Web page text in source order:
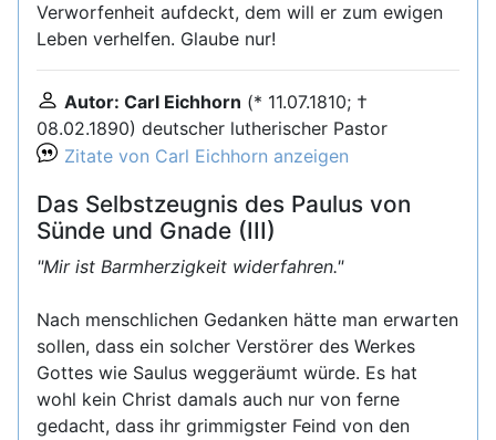
Verworfenheit aufdeckt, dem will er zum ewigen
Leben verhelfen. Glaube nur!
Autor: Carl Eichhorn (* 11.07.1810; †
08.02.1890) deutscher lutherischer Pastor
Zitate von Carl Eichhorn anzeigen
Das Selbstzeugnis des Paulus von
Sünde und Gnade (III)
"Mir ist Barmherzigkeit widerfahren."
Nach menschlichen Gedanken hätte man erwarten
sollen, dass ein solcher Verstörer des Werkes
Gottes wie Saulus weggeräumt würde. Es hat
wohl kein Christ damals auch nur von ferne
gedacht, dass ihr grimmigster Feind von den